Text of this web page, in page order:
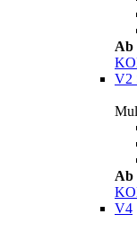
Ab
V2
Ab
V4